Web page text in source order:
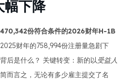
幅下降
470,342份符合条件的2026财年H-1B
财年的758,994份注册量急剧下
后是什么？ 关键转变：新的以受益人
而言之，无论有多少雇主提交了名